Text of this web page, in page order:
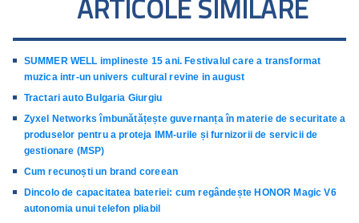
ARTICOLE SIMILARE
SUMMER WELL implineste 15 ani. Festivalul care a transformat
muzica intr-un univers cultural revine in august
Tractari auto Bulgaria Giurgiu
Zyxel Networks îmbunătățește guvernanța în materie de securitate a
produselor pentru a proteja IMM-urile și furnizorii de servicii de
gestionare (MSP)
Cum recunoști un brand coreean
Dincolo de capacitatea bateriei: cum regândește HONOR Magic V6
autonomia unui telefon pliabil